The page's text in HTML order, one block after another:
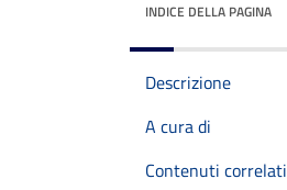
INDICE DELLA PAGINA
Descrizione
A cura di
Contenuti correlati